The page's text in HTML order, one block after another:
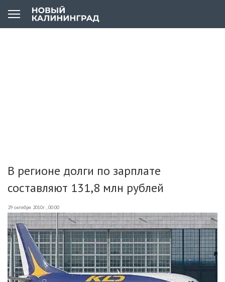
В регионе долги по зарплате
составляют 131,8 млн рублей
29 октября 2010г., 00:00